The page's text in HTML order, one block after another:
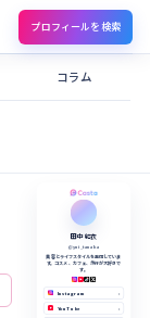
プロフィールを検索
コラム
田中 結衣
@yui_tanaka
美容とライフスタイルを発信していま
す。コスメ、カフェ、旅行が大好きで
す。
Instagram ›
YouTube ›